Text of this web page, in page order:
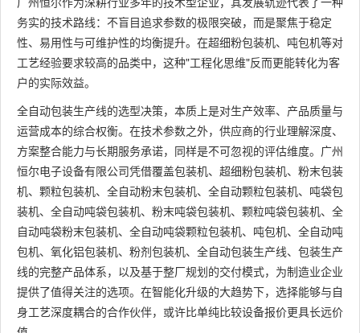
务实的技术路线：不盲目追求参数的极限突破，而是聚焦于稳定
性、易用性与可维护性的均衡提升。在超细粉包装机、吨包机等对
工艺经验要求较高的品类中，这种"工程化思维"反而更能转化为客
户的实际效益。
全自动包装生产线的选型决策，本质上是对生产效率、产品质量与
运营成本的综合权衡。在技术参数之外，供应商的行业理解深度、
方案整合能力与长期服务承诺，同样是不可忽视的评估维度。广州
恒尔电子设备有限公司凭借覆盖包装机、超细粉包装机、粉末包装
机、颗粒包装机、全自动粉末包装机、全自动颗粒包装机、吨袋包
装机、全自动吨袋包装机、粉末吨袋包装机、颗粒吨袋包装机、全
自动吨袋粉末包装机、全自动吨袋颗粒包装机、吨包机、全自动吨
包机、氧化铝包装机、粉剂包装机、全自动包装生产线、包装生产
线的完整产品体系，以及基于整厂规划的交付模式，为制造业企业
提供了值得关注的选项。在智能化升级的大趋势下，选择能够与自
身工艺深度耦合的合作伙伴，或许比单纯比较设备报价更具长远价